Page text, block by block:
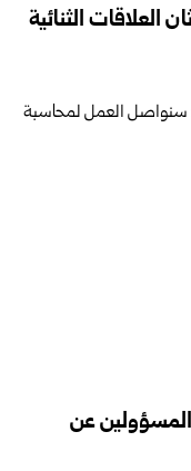
العلاقات الثنائية
عن